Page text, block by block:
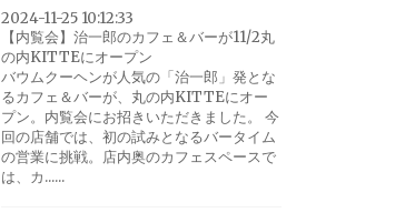
2024-11-25 10:12:33
【内覧会】治一郎のカフェ＆バーが11/2丸
の内KITTEにオープン
バウムクーヘンが人気の「治一郎」発とな
るカフェ＆バーが、丸の内KITTEにオー
プン。内覧会にお招きいただきました。 今
回の店舗では、初の試みとなるバータイム
の営業に挑戦。店内奥のカフェスペースで
は、カ......